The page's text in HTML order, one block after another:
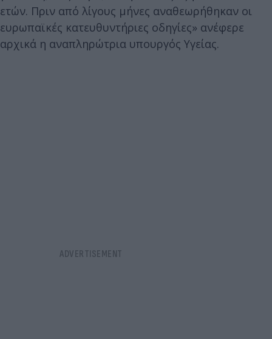
ετών. Πριν από λίγους μήνες αναθεωρήθηκαν οι
ευρωπαϊκές κατευθυντήριες οδηγίες» ανέφερε
αρχικά η αναπληρώτρια υπουργός Υγείας.